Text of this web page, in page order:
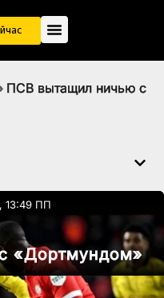
ПСВ вытащил ничью с
13:49 ПП
«Дортмундом»